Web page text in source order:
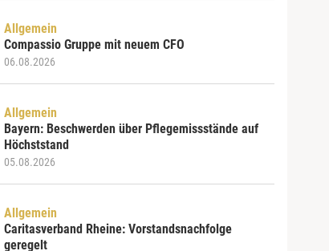
Allgemein
Compassio Gruppe mit neuem CFO
06.08.2026
Allgemein
Bayern: Beschwerden über Pflegemissstände auf
Höchststand
05.08.2026
Allgemein
Caritasverband Rheine: Vorstandsnachfolge
geregelt